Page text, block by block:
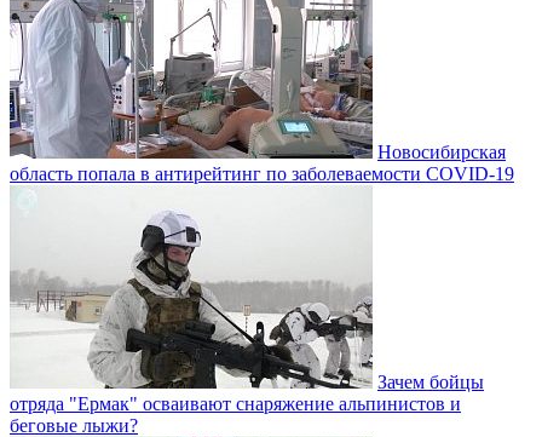
Новосибирская
область попала в антирейтинг по заболеваемости COVID-19
Зачем бойцы
отряда "Ермак" осваивают снаряжение альпинистов и
беговые лыжи?